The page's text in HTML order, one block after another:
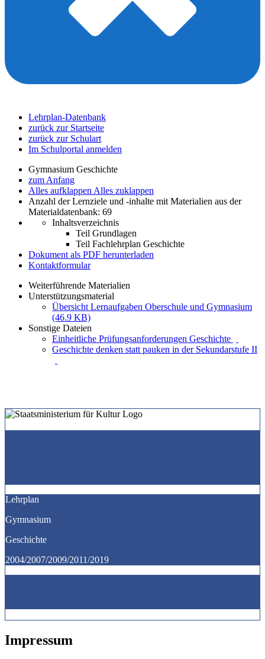
Lehrplan-Datenbank
zurück zur Startseite
zurück zur Schulart
Im Schulportal anmelden
Gymnasium Geschichte
zum Anfang
Alles aufklappen Alles zuklappen
Anzahl der Lernziele und -inhalte mit Materialien aus der
Materialdatenbank: 69
Inhaltsverzeichnis
Teil Grundlagen
Teil Fachlehrplan Geschichte
Dokument als PDF herunterladen
Kontaktformular
Weiterführende Materialien
Unterstützungsmaterial
Übersicht Lernaufgaben Oberschule und Gymnasium
(46.9 KB)
Sonstige Dateien
Einheitliche Prüfungsanforderungen Geschichte
Geschichte denken statt pauken in der Sekundarstufe II
Lehrplan
Gymnasium
Geschichte
2004/2007/2009/2011/2019
Impressum